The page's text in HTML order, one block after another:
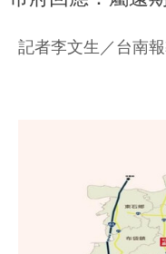
記者李文生／台南